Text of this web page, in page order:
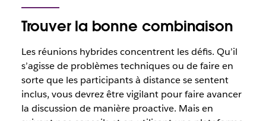
Trouver la bonne combinaison
Les réunions hybrides concentrent les défis. Qu’il
s’agisse de problèmes techniques ou de faire en
sorte que les participants à distance se sentent
inclus, vous devrez être vigilant pour faire avancer
la discussion de manière proactive. Mais en